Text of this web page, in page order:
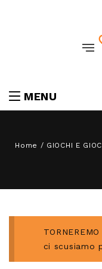
MENU
Home / GIOCHI E
ci scusiamo